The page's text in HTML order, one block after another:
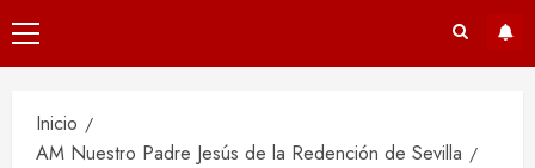
Menú
principal
Inicio
AM Nuestro Padre Jesús de la Redención de Sevilla